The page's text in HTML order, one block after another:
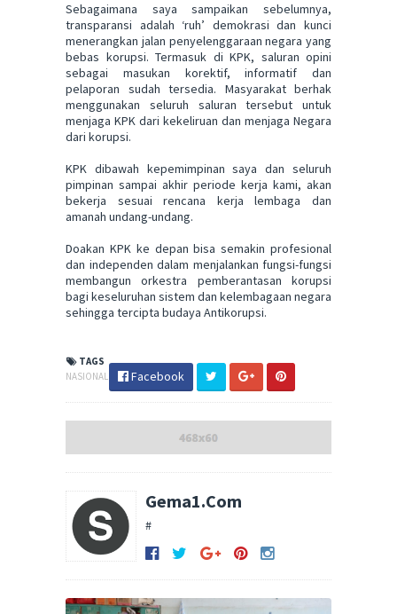
Sebagaimana saya sampaikan sebelumnya,
transparansi adalah ‘ruh’ demokrasi dan kunci
menerangkan jalan penyelenggaraan negara yang
bebas korupsi. Termasuk di KPK, saluran opini
sebagai masukan korektif, informatif dan
pelaporan sudah tersedia. Masyarakat berhak
menggunakan seluruh saluran tersebut untuk
menjaga KPK dari kekeliruan dan menjaga Negara
dari korupsi.
KPK dibawah kepemimpinan saya dan seluruh
pimpinan sampai akhir periode kerja kami, akan
bekerja sesuai rencana kerja lembaga dan
amanah undang-undang.
Doakan KPK ke depan bisa semakin profesional
dan independen dalam menjalankan fungsi-fungsi
membangun orkestra pemberantasan korupsi
bagi keseluruhan sistem dan kelembagaan negara
sehingga tercipta budaya Antikorupsi.
TAGS
NASIONAL
Facebook
Gema1.Com
#